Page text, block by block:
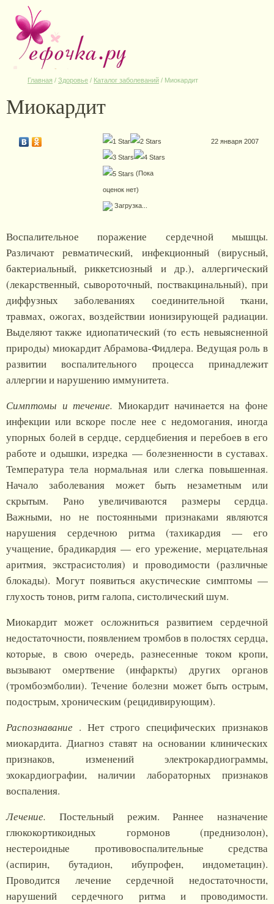
Главная / Здоровье / Каталог заболеваний / Миокардит
Миокардит
(Пока
оценок нет)
Загрузка...
22 января 2007
Воспалительное поражение сердечной мышцы.
Различают ревматический, инфекционный (вирусный,
бактериальный, риккетсиозный и др.), аллергический
(лекарственный, сывороточный, поствакцинальный), при
диффузных заболеваниях соединительной ткани,
травмах, ожогах, воздействии ионизирующей радиации.
Выделяют также идиопатический (то есть невыясненной
природы) миокардит Абрамова-Фидлера. Ведущая роль в
развитии воспалительного процесса принадлежит
аллергии и нарушению иммунитета.
Симптомы и течение. Миокардит начинается на фоне
инфекции или вскоре после нее с недомогания, иногда
упорных болей в сердце, сердцебиения и перебоев в его
работе и одышки, изредка — болезненности в суставах.
Температура тела нормальная или слегка повышенная.
Начало заболевания может быть незаметным или
скрытым. Рано увеличиваются размеры сердца.
Важными, но не постоянными признаками являются
нарушения сердечною ритма (тахикардия — его
учащение, брадикардия — его урежение, мерцательная
аритмия, экстрасистолия) и проводимости (различные
блокады). Могут появиться акустические симптомы —
глухость тонов, ритм галопа, систолический шум.
Миокардит может осложниться развитием сердечной
недостаточности, появлением тромбов в полостях сердца,
которые, в свою очередь, разнесенные током кропи,
вызывают омертвение (инфаркты) других органов
(тромбоэмболии). Течение болезни может быть острым,
подострым, хроническим (рецидивирующим).
Распознавание . Нет строго специфических признаков
миокардита. Диагноз ставят на основании клинических
признаков, изменений электрокардиограммы,
эхокардиографии, наличии лабораторных признаков
воспаления.
Лечение. Постельный режим. Раннее назначение
глюкокортикоидных гормонов (преднизолон),
нестероидные противовоспалительные средства
(аспирин, бутадион, ибупрофен, индометацин).
Проводится лечение сердечной недостаточности,
нарушений сердечного ритма и проводимости.